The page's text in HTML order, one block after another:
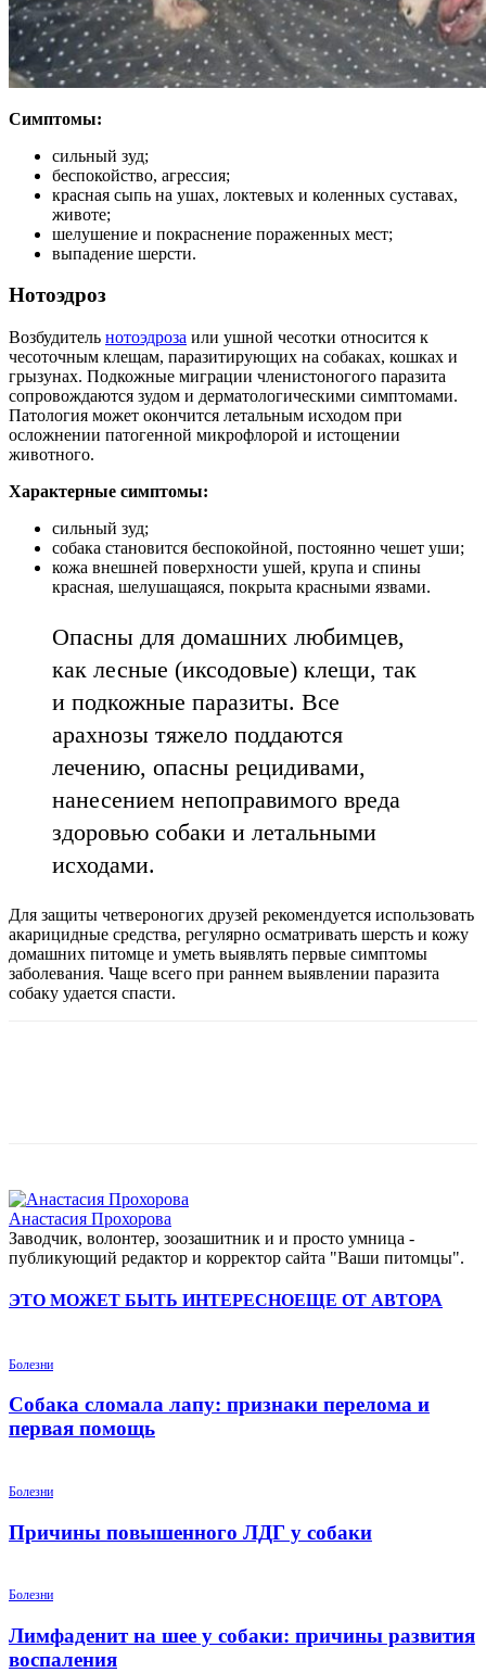
Симптомы:
сильный зуд;
беспокойство, агрессия;
красная сыпь на ушах, локтевых и коленных суставах,
животе;
шелушение и покраснение пораженных мест;
выпадение шерсти.
Нотоэдроз
Возбудитель нотоэдроза или ушной чесотки относится к
чесоточным клещам, паразитирующих на собаках, кошках и
грызунах. Подкожные миграции членистоногого паразита
сопровождаются зудом и дерматологическими симптомами.
Патология может окончится летальным исходом при
осложнении патогенной микрофлорой и истощении
животного.
Характерные симптомы:
сильный зуд;
собака становится беспокойной, постоянно чешет уши;
кожа внешней поверхности ушей, крупа и спины
красная, шелушащаяся, покрыта красными язвами.
Опасны для домашних любимцев,
как лесные (иксодовые) клещи, так
и подкожные паразиты. Все
арахнозы тяжело поддаются
лечению, опасны рецидивами,
нанесением непоправимого вреда
здоровью собаки и летальными
исходами.
Для защиты четвероногих друзей рекомендуется использовать
акарицидные средства, регулярно осматривать шерсть и кожу
домашних питомце и уметь выявлять первые симптомы
заболевания. Чаще всего при раннем выявлении паразита
собаку удается спасти.
Анастасия Прохорова
Заводчик, волонтер, зоозашитник и и просто умница -
публикующий редактор и корректор сайта "Ваши питомцы".
ЭТО МОЖЕТ БЫТЬ ИНТЕРЕСНОЕЩЕ ОТ АВТОРА
Болезни
Собака сломала лапу: признаки перелома и
первая помощь
Болезни
Причины повышенного ЛДГ у собаки
Болезни
Лимфаденит на шее у собаки: причины развития
воспаления